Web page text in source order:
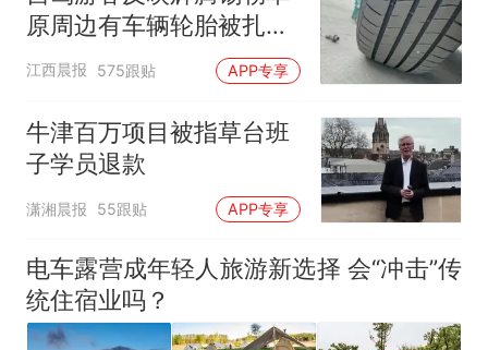
原周边有车辆轮胎被扎，
修理店铺换胎价格高达千
元，官方发布情况通报
江西晨报 575跟贴 APP专享
牛津百万项目被指草台班
子学员退款
潇湘晨报 55跟贴 APP专享
电车露营成年轻人旅游新选择 会“冲击”传
统住宿业吗？